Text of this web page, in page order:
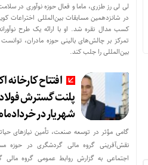
لی لی رز طزری، ماما و فعال حوزه نوآوری در
در شانزدهمین مسابقات بین‌المللی اختراعات
کسب مدال نقره شد. او با ارائه یک طرح
تمرکز بر چالش‌های بالینی حوزه مادران،
بین‌المللی را جلب کند.
افتتاح
پلنت گسترش
شهریار در خردادماه
گامی مؤثر در توسعه صنعت، تأمین نیازهای
نقش‌آفرینی گروه مالی گردشگری در حوزه
اجتماعی به گزارش روابط عمومی گروه مالی